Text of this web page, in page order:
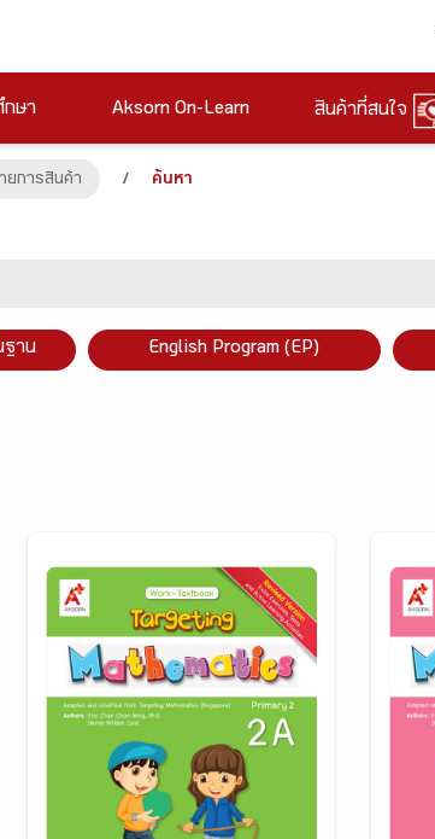
กษา Aksorn On-Learn สินค้าที่สนใจ
ยการสินค้า / ค้นหา
ฐาน English Program (EP)